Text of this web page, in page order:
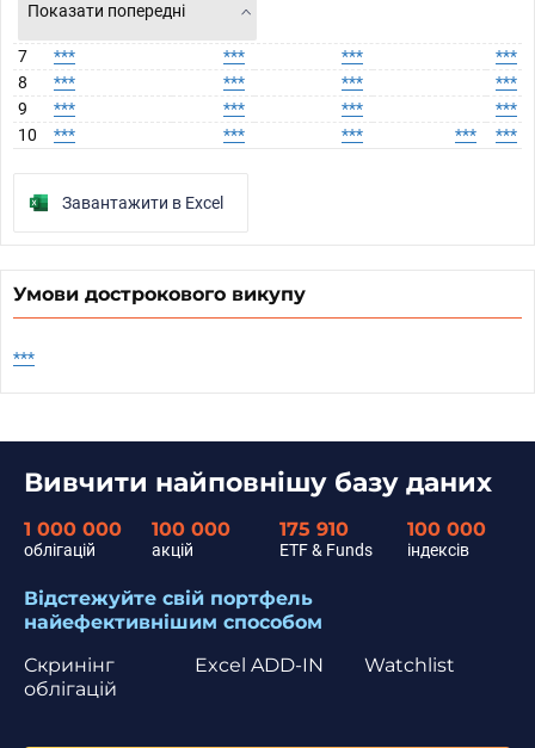
Показати попередні
7 *** *** ***
***
8
*** *** ***
***
9
*** *** ***
***
10
*** *** *** *** ***
Завантажити в Excel
Умови дострокового викупу
***
Вивчити найповнішу базу даних
1 000 000
облігацій
100 000
акцій
175 910
ETF & Funds
100 000
індексів
Відстежуйте свій портфель
найефективнішим способом
Скринінг
облігацій
Watchlist
Excel ADD-IN